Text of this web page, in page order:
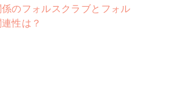
のフォルスクラブとフォル
性は？